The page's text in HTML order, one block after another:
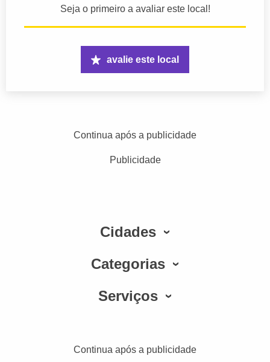
Seja o primeiro a avaliar este local!
avalie este local
Continua após a publicidade
Publicidade
Cidades
Categorias
Serviços
Continua após a publicidade